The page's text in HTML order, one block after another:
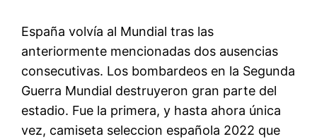
España volvía al Mundial tras las
anteriormente mencionadas dos ausencias
consecutivas. Los bombardeos en la Segunda
Guerra Mundial destruyeron gran parte del
estadio. Fue la primera, y hasta ahora única
vez, camiseta seleccion española 2022 que